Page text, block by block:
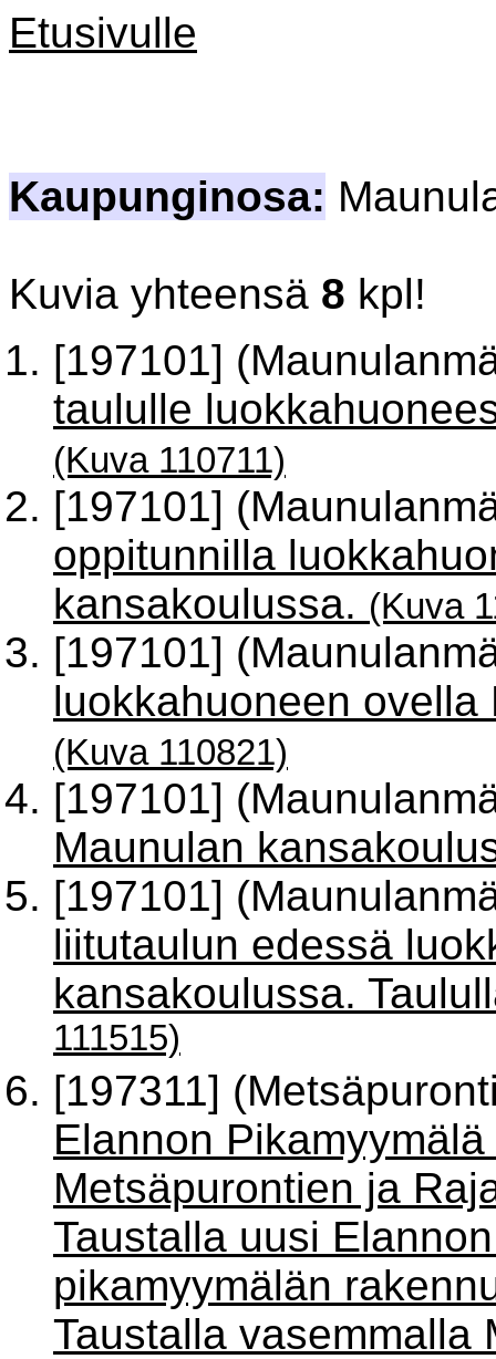
Etusivulle
Kaupunginosa:
Kuvia yhteensä 8 kpl!
[197101]
taululle
(Kuva 110711)
[197101]
oppitunnilla
kansakoulussa. (Kuva
[197101]
luokkahuoneen
(Kuva 110821)
[197101]
Maunulan
[197101]
liitutaulun edessä
kansakoulussa.
111515)
[197311]
Elannon
Metsäpurontien ja
Taustalla uusi
pikamyymälän
Taustalla vasemmalla